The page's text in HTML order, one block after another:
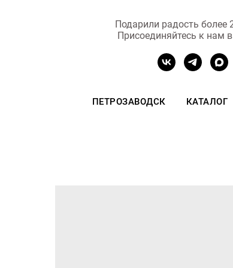
Подарили радость более
Присоединяйтесь к нам
ПЕТРОЗАВОДСК КАТАЛОГ